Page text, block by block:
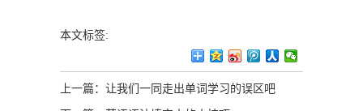
本文标签:
上一篇： 让我们一同走出单词学习的误区吧